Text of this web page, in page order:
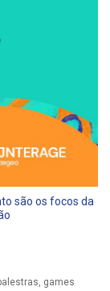
são os focos da
games